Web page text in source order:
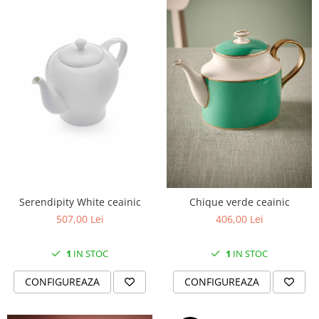
Serendipity White ceainic
507,00 Lei
1 IN STOC
CONFIGUREAZA
Chique verde ceainic
406,00 Lei
1 IN STOC
CONFIGUREAZA